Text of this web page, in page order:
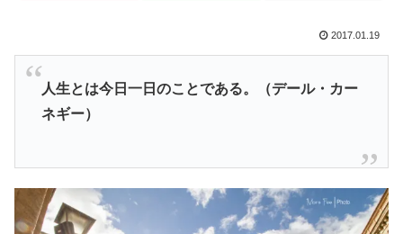
2017.01.19
人生とは今日一日のことである。
（デール・カー
ネギー）